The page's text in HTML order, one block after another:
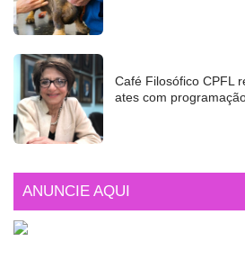
Café Filosófico CPFL
ates com
ANUNCIE AQUI